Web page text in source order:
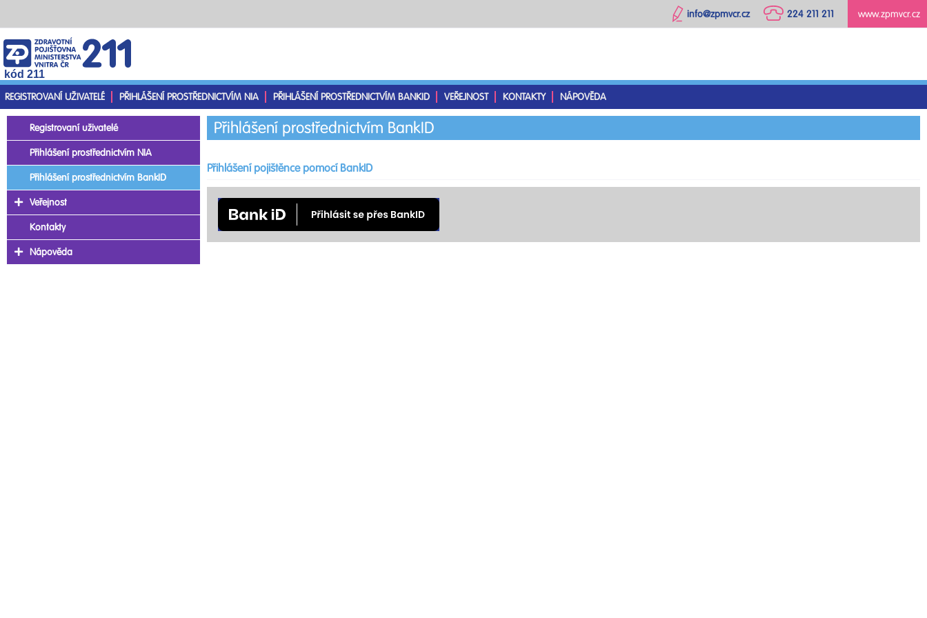
www.zpmvcr.cz
224 211 211
info@zpmvcr.cz
kód 211
REGISTROVANÍ UŽIVATELÉ
PŘIHLÁŠENÍ PROSTŘEDNICTVÍM NIA PŘIHLÁŠENÍ PROSTŘEDNICTVÍM BANKID VEŘEJNOST KONTAKTY NÁPOVĚDA
Přihlášení prostřednictvím BankID
Přihlášení pojištěnce pomocí BankID
Registrovaní uživatelé
Přihlášení prostřednictvím NIA
Přihlášení prostřednictvím BankID
Veřejnost
Kontakty
Nápověda